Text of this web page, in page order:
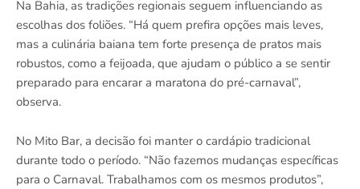
Na Bahia, as tradições regionais seguem influenciando as
escolhas dos foliões. “Há quem prefira opções mais leves,
mas a culinária baiana tem forte presença de pratos mais
robustos, como a feijoada, que ajudam o público a se sentir
preparado para encarar a maratona do pré-carnaval”,
observa.
No Mito Bar, a decisão foi manter o cardápio tradicional
durante todo o período. “Não fazemos mudanças específicas
para o Carnaval. Trabalhamos com os mesmos produtos”,